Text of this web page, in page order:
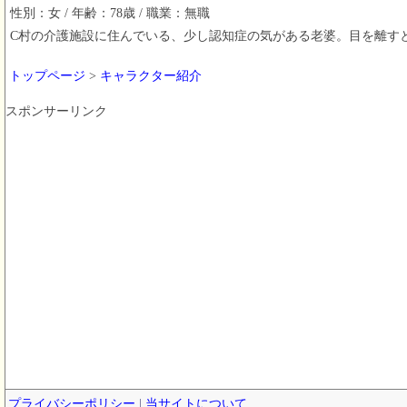
性別：女 / 年齢：78歳 / 職業：無職
C村の介護施設に住んでいる、少し認知症の気がある老婆。目を離す
トップページ > キャラクター紹介
スポンサーリンク
プライバシーポリシー 当サイトについて